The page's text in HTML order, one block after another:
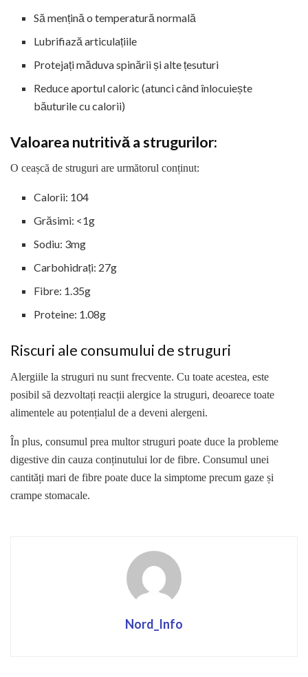
Să mențină o temperatură normală
Lubrifiază articulațiile
Protejați măduva spinării și alte țesuturi
Reduce aportul caloric (atunci când înlocuiește
băuturile cu calorii)
Valoarea nutritivă a strugurilor:
O ceașcă de struguri are următorul conținut:
Calorii: 104
Grăsimi: <1g
Sodiu: 3mg
Carbohidrați: 27g
Fibre: 1.35g
Proteine: 1.08g
Riscuri ale consumului de struguri
Alergiile la struguri nu sunt frecvente. Cu toate acestea, este
posibil să dezvoltați reacții alergice la struguri, deoarece toate
alimentele au potențialul de a deveni alergeni.
În plus, consumul prea multor struguri poate duce la probleme
digestive din cauza conținutului lor de fibre. Consumul unei
cantități mari de fibre poate duce la simptome precum gaze și
crampe stomacale.
Nord_Info